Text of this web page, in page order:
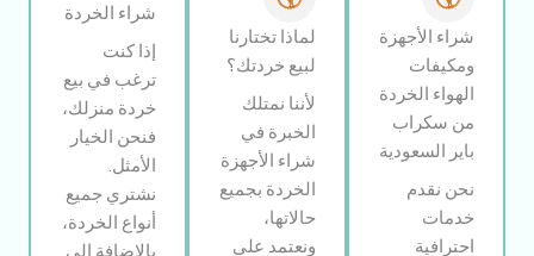
شراء الخردة
إذا كنت
ترغب في بيع
خردة منزلك،
فنحن الخيار
الأمثل.
نشتري جميع
أنواع الخردة،
بالإضافة إلى
لماذا تختارنا
لبيع خردتك؟
لأننا نمتلك
الخبرة في
شراء الأجهزة
الخردة بجميع
حالاتها،
ونعتمد على
شراء الأجهزة
ومكيفات
الهواء الخردة
من سكراب
باير السعودية
نحن نقدم
خدمات
احترافية